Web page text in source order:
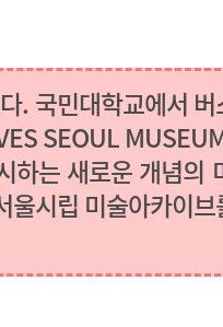
. 국민대학교에서
SEOUL
는 새로운 개념의
시립 미술아카이브